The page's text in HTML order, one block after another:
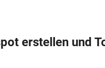
erstellen und